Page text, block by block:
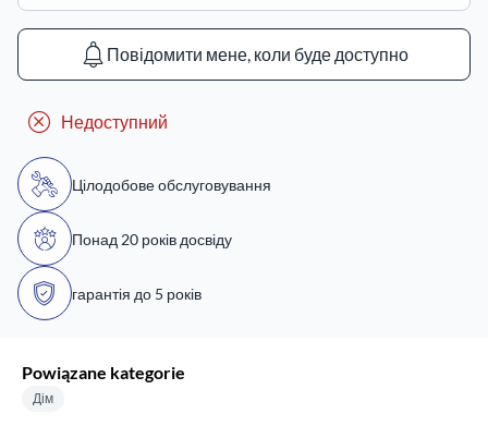
Повідомити мене, коли буде доступно
Недоступний
Цілодобове обслуговування
Понад 20 років досвіду
гарантія до 5 років
Powiązane kategorie
Дім